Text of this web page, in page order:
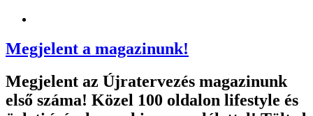
Megjelent a magazinunk!
Megjelent az Újratervezés magazinunk
első száma! Közel 100 oldalon lifestyle és